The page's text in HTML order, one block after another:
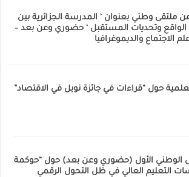
ملتقى وطني بعنوان ‘ المدرسة الجزائرية بين
الواقع وتحديات المستقبل ‘ حضوري وعن بعد –
الاجتماع والديموغرافيا
حول “قراءات في جائزة نوبل في الاقتصاد”
الوطني الأول (حضوري وعن بعد) حول “حوكمة
التعليم العالي في ظل التحول الرقمي